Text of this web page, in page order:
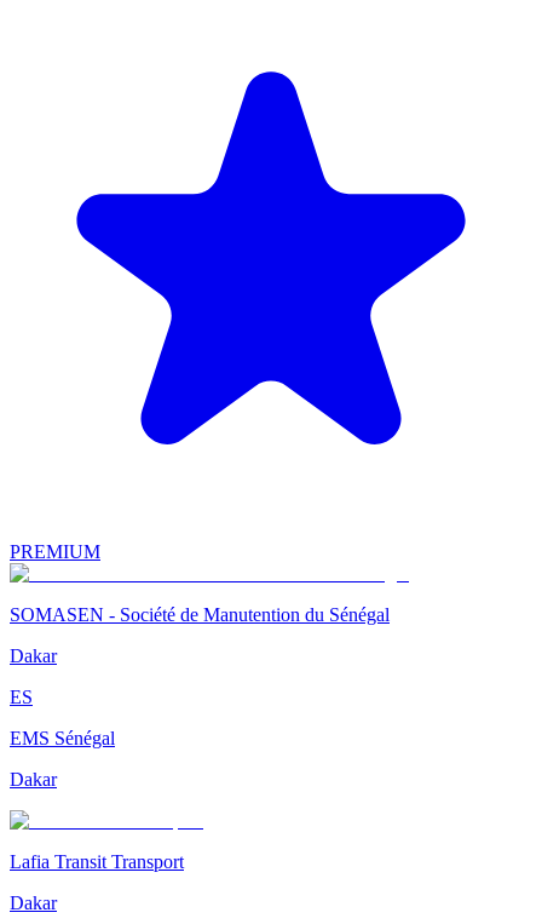
PREMIUM
SOMASEN - Société de Manutention du Sénégal
Dakar
ES
EMS Sénégal
Dakar
Lafia Transit Transport
Dakar